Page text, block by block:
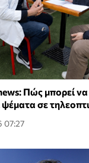
Πώς μπορεί
ψέματα σε
07:27